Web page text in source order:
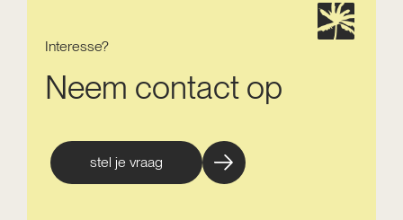
Interesse?
Neem contact op
stel je vraag